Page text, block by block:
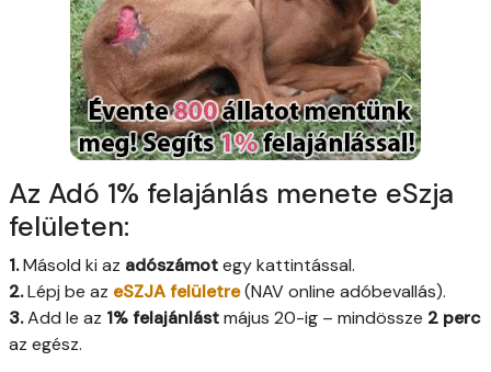
Az Adó 1% felajánlás menete eSzja
felületen:
1.Másold ki az adószámotegy kattintással.
2.Lépj be az eSZJA felületre(NAV online adóbevallás).
3.Add le az 1% felajánlástmájus 20-ig – mindössze 2 perc
az egész.